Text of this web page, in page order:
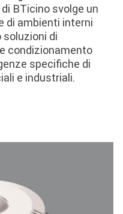
BTicino svolge un
di ambienti interni
di
condizionamento
specifiche di
e industriali.